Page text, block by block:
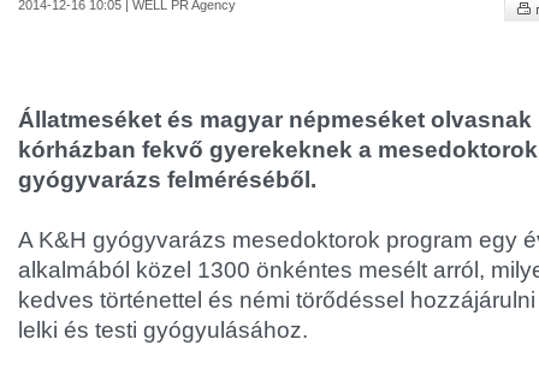
2014-12-16 10:05 | WELL PR Agency
Állatmeséket és magyar népmeséket
kórházban fekvő gyerekeknek a
gyógyvarázs felméréséből.
A K&H gyógyvarázs mesedoktorok program egy
alkalmából közel 1300 önkéntes mesélt arról,
kedves történettel és némi törődéssel
lelki és testi gyógyulásához.